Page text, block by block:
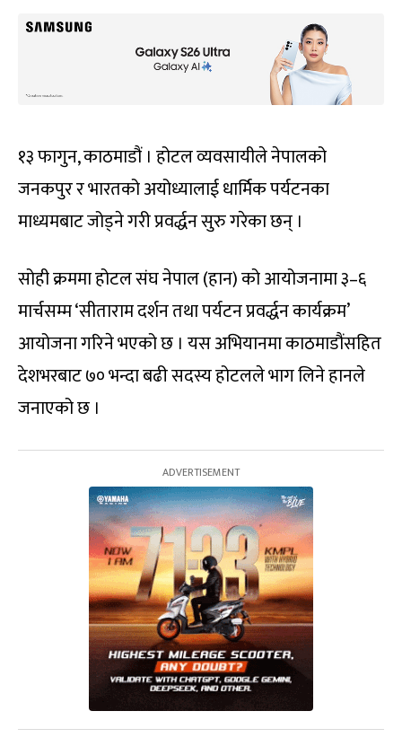
१३ फागुन, काठमाडौं । होटल व्यवसायीले नेपालको
जनकपुर र भारतको अयोध्यालाई धार्मिक पर्यटनका
माध्यमबाट जोड्ने गरी प्रवर्द्धन सुरु गरेका छन् ।
सोही क्रममा होटल संघ नेपाल (हान) को आयोजनामा ३–६
मार्चसम्म ‘सीताराम दर्शन तथा पर्यटन प्रवर्द्धन कार्यक्रम’
आयोजना गरिने भएको छ । यस अभियानमा काठमाडौंसहित
देशभरबाट ७० भन्दा बढी सदस्य होटलले भाग लिने हानले
जनाएको छ ।